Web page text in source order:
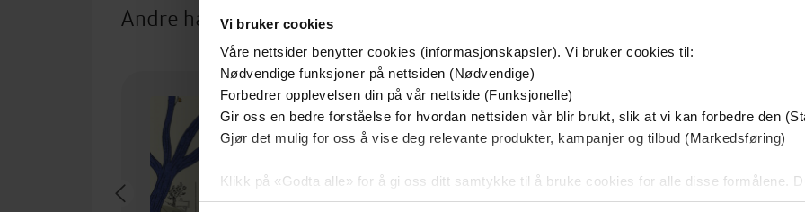
Vi bruker cookies
Våre nettsider benytter cookies (informasjonskapsler). Vi bruker cookies til:
Nødvendige funksjoner på nettsiden (Nødvendige)
Forbedrer opplevelsen din på vår nettside (Funksjonelle)
Gir oss en bedre forståelse for hvordan nettsiden vår blir brukt, slik at vi kan forbedre den
Gjør det mulig for oss å vise deg relevante produkter, kampanjer og tilbud (Markedsføring)
Klikk på «Godta alle» for å gi oss ditt samtykke til å bruke cookies for alle disse formålene.
samtykke til spesifikke formål ved å klikke på «Tilpass». Du kan når som helst trekke
Andre har også kjøpt